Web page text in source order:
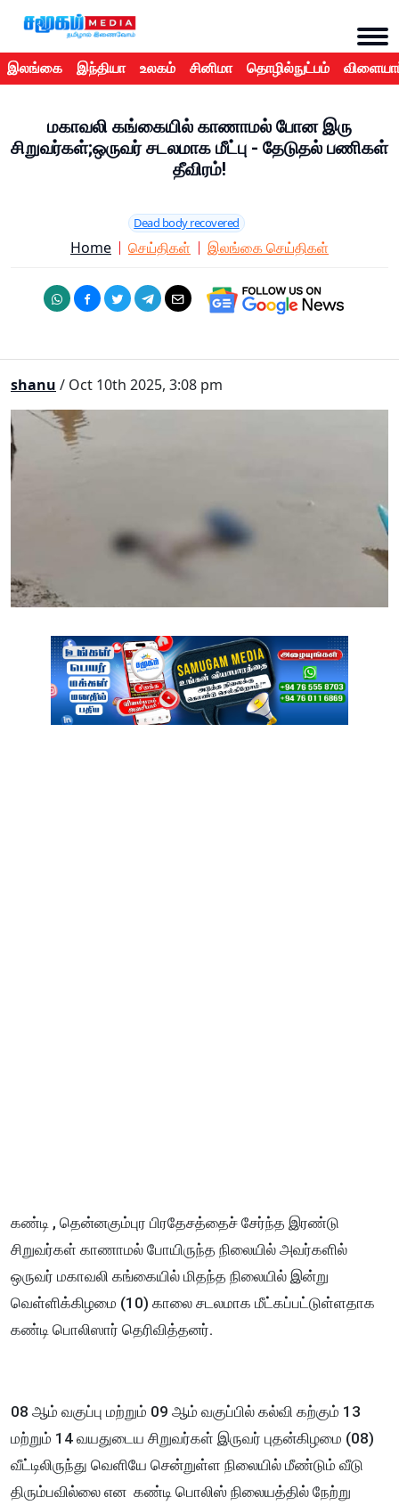
இலங்கை இந்தியா உலகம் சினிமா தொழில்நுட்பம்
மகாவலி கங்கையில் காணாமல் போன இரு
சிறுவர்கள்;ஒருவர் சடலமாக மீட்பு - தேடுதல் பணிகள்
தீவிரம்!
Dead body recovered
Home செய்திகள் இலங்கை செய்திகள்
shanu / Oct 10th 2025, 3:08 pm
கண்டி , தென்னகும்புர பிரதேசத்தைச் சேர்ந்த இரண்டு
சிறுவர்கள் காணாமல் போயிருந்த நிலையில் அவர்களில்
ஒருவர் மகாவலி கங்கையில் மிதந்த நிலையில் இன்று
வெள்ளிக்கிழமை (10) காலை சடலமாக மீட்கப்பட்டுள்ளதாக
கண்டி பொலிஸார் தெரிவித்தனர்.
08 ஆம் வகுப்பு மற்றும் 09 ஆம் வகுப்பில் கல்வி கற்கும் 13
மற்றும் 14 வயதுடைய சிறுவர்கள் இருவர் புதன்கிழமை (08)
வீட்டிலிருந்து வெளியே சென்றுள்ள நிலையில் மீண்டும் வீடு
திரும்பவில்லை என கண்டி பொலிஸ் நிலையத்தில் நேற்று